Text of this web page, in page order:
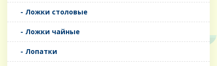
- Ложки столовые
- Ложки чайные
- Лопатки